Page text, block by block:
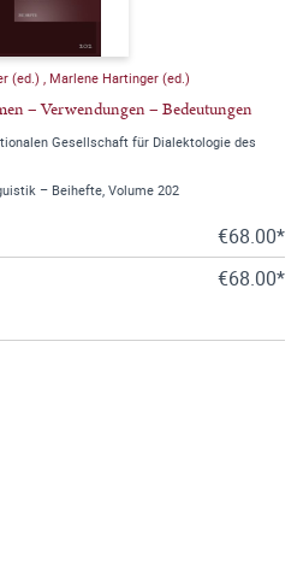
(ed.) Marlene Hartinger (ed.)
– Verwendungen – Bedeutungen
Gesellschaft für Dialektologie des
– Beihefte, Volume 202
€68.00*
€68.00*